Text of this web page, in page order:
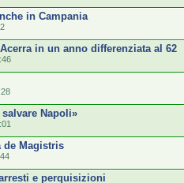
in Campania
in un anno differenziata al 62
Napoli»
de Magistris
e perquisizioni